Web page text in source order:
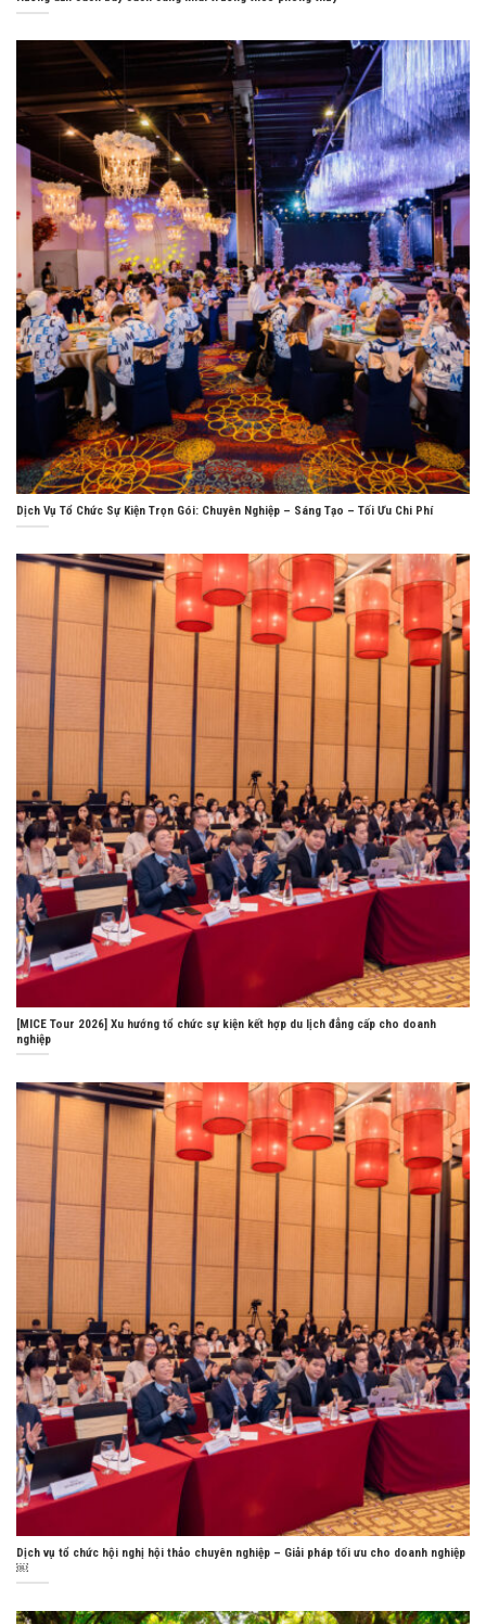
Dịch Vụ Tổ Chức Sự Kiện Trọn Gói: Chuyên Nghiệp – Sáng Tạo – Tối Ưu Chi Phí
[MICE Tour 2026] Xu hướng tổ chức sự kiện kết hợp du lịch đẳng cấp cho doanh
nghiệp
Dịch vụ tổ chức hội nghị hội thảo chuyên nghiệp – Giải pháp tối ưu cho doanh nghiệp
￼